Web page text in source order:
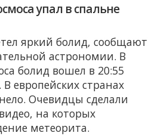
упал в спальне
яркий болид, сообщают
астрономии. В
болид вошел в 20:55
В европейских странах
Очевидцы сделали
на которых
метеорита.